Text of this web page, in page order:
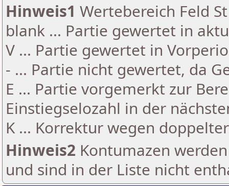
Hinweis1 Wertebereich Feld
blank ... Partie gewertet in
V ... Partie gewertet in
- ... Partie nicht gewertet, da
E ... Partie vorgemerkt zur
Einstiegselozahl in der
K ... Korrektur wegen
Hinweis2 Kontumazen
und sind in der Liste nicht